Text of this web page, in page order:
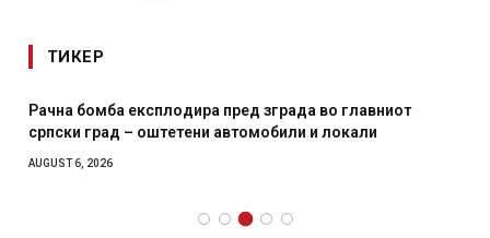
ТИКЕР
Рачна бомба експлодира пред зграда во главниот
српски град – оштетени автомобили и локали
AUGUST 6, 2026